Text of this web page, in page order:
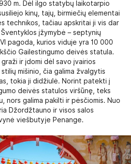
m. Dėl ilgo statybų laikotarpio
kinų, tajų, birmiečių elementai
technikos, tačiau apskritai ji vis dar
Šventyklos įžymybė – septynių
pagoda, kurios viduje yra 10 000
Gailestingumo deivės statula.
ir įdomi dėl savo įvairios
mišinio, čia galima žvalgytis
tokia ji didžiulė. Norint patekti į
deivės statulos viršūnę, teks
nors galima pakilti ir pėsčiomis. Nuo
Džordžtauno ir visos salos
viešbutyje Penange.